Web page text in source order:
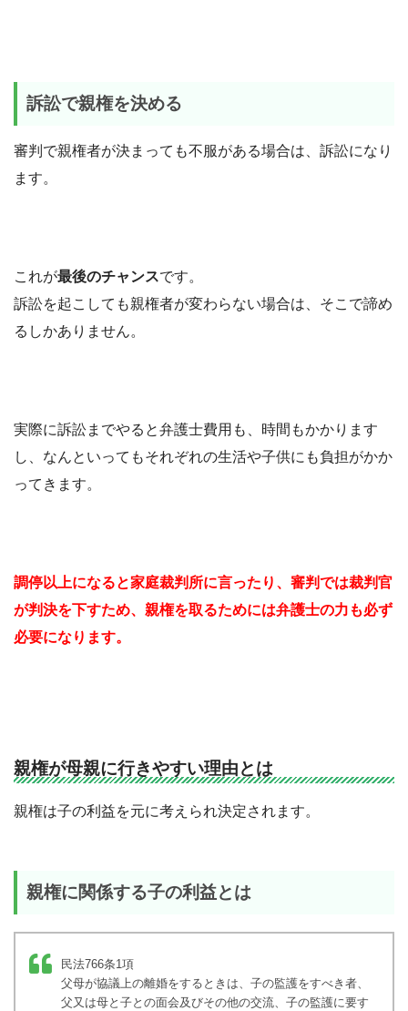
訴訟で親権を決める
審判で親権者が決まっても不服がある場合は、訴訟になり
ます。
これが最後のチャンスです。
訴訟を起こしても親権者が変わらない場合は、そこで諦め
るしかありません。
実際に訴訟までやると弁護士費用も、時間もかかります
し、なんといってもそれぞれの生活や子供にも負担がかか
ってきます。
調停以上になると家庭裁判所に言ったり、審判では裁判官
が判決を下すため、親権を取るためには弁護士の力も必ず
必要になります。
親権が母親に行きやすい理由とは
親権は子の利益を元に考えられ決定されます。
親権に関係する子の利益とは
民法766条1項
父母が協議上の離婚をするときは、子の監護をすべき者、
父又は母と子との面会及びその他の交流、子の監護に要す